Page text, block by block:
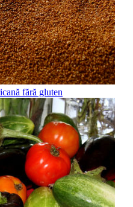
fără gluten